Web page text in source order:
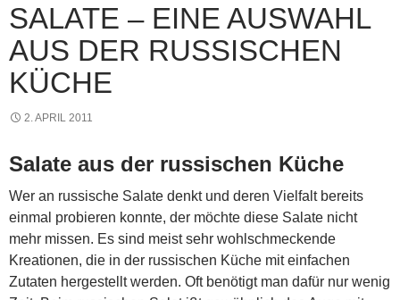
SALATE – EINE AUSWAHL
AUS DER RUSSISCHEN
KÜCHE
2. APRIL 2011
Salate aus der russischen Küche
Wer an russische Salate denkt und deren Vielfalt bereits
einmal probieren konnte, der möchte diese Salate nicht
mehr missen. Es sind meist sehr wohlschmeckende
Kreationen, die in der russischen Küche mit einfachen
Zutaten hergestellt werden. Oft benötigt man dafür nur wenig